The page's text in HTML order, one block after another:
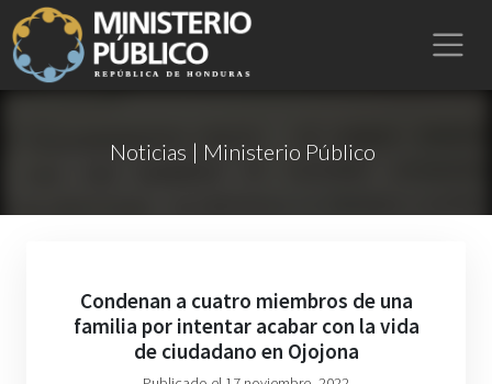
Noticias | Ministerio Público
Condenan a cuatro miembros de una
familia por intentar acabar con la vida
de ciudadano en Ojojona